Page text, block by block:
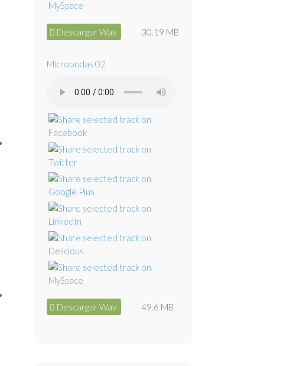
Descargar Wav 30.19 MB
Microondas 02
Descargar Wav 49.6 MB